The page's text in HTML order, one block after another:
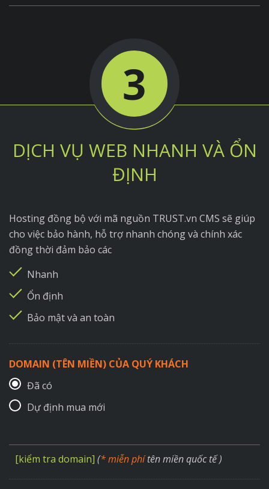
3
DỊCH VỤ WEB NHANH VÀ ỔN
ĐỊNH
Hosting đồng bộ với mã nguồn TRUST.vn CMS sẽ giúp
cho việc bảo hành, hỗ trợ nhanh chóng và chính xác
đồng thời đảm bảo các
Nhanh
Ổn định
Bảo mật và an toàn
DOMAIN (TÊN MIỀN) CỦA QUÝ KHÁCH
Đã có
Dự định mua mới
[kiểm tra domain] (* miễn phítên miền quốc tế )